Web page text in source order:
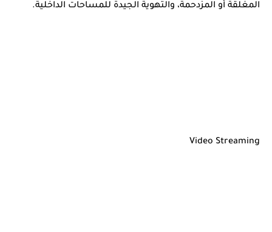
المغلقة أو المزدحمة، والتهوية الجيدة للمساحات الداخلية.
Video Streaming